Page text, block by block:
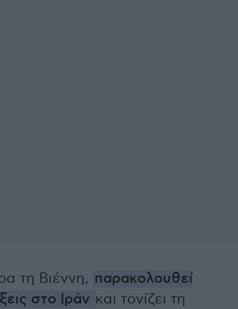
τη Βιέννη, παρακολουθεί
στο Ιράν και τονίζει τη